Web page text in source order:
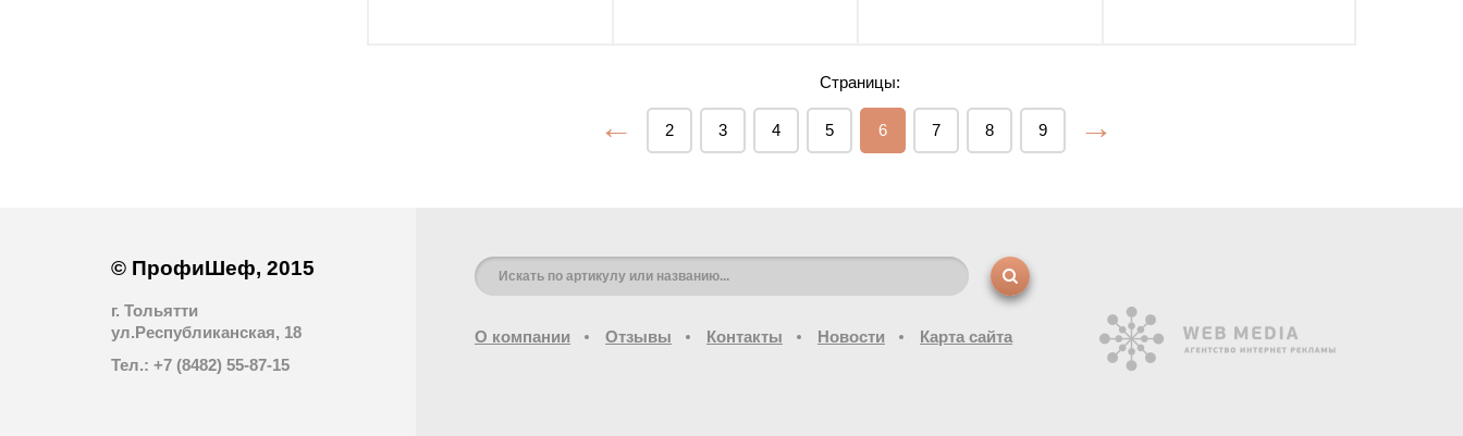
Страницы:
← 2 3 4 5 6 7 8 9 →
© ПрофиШеф, 2015
г. Тольятти
ул.Республиканская, 18
Тел.: +7 (8482) 55-87-15
О компании Отзывы Контакты Новости Карта сайта